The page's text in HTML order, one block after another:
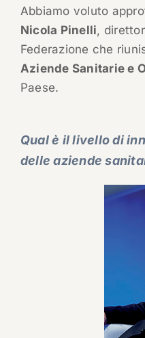
Abbiamo voluto
Nicola Pinelli,
Federazione che
Aziende Sanitarie e
Paese.
Qual è il livello di
delle aziende